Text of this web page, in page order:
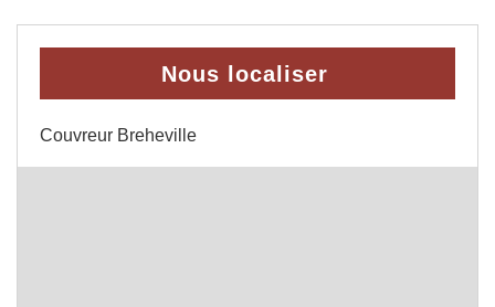
Nous localiser
Couvreur Breheville